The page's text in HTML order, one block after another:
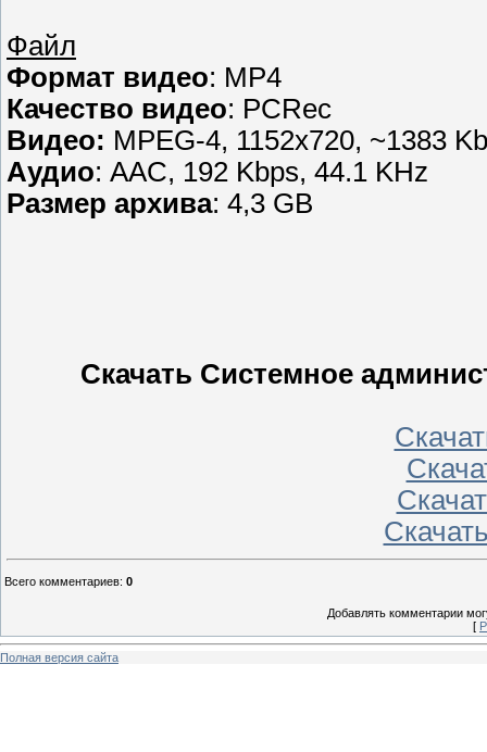
Файл
Формат видео: MP4
Качество видео: PCRec
Видео: MPEG-4, 1152x720, ~1383
Аудио: AAC, 192 Kbps, 44.1 KHz
Размер архива: 4,3 GB
Скачать Системное
Всего комментариев: 0
Добавлять комментарии
[
Полная версия сайта